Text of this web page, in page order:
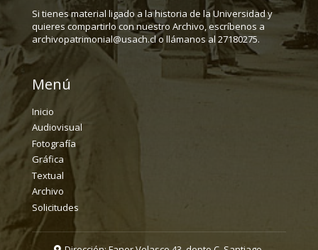
Si tienes material ligado a la historia de la Universidad y
quieres compartirlo con nuestro Archivo, escríbenos a
archivopatrimonial@usach.cl o llámanos al 27180275.
Menú
Inicio
Audiovisual
Fotografía
Gráfica
Textual
Archivo
Solicitudes